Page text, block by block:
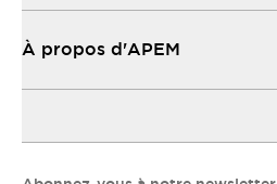
À propos d'APEM